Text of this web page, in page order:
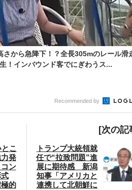
さから急降下！？全長305mのレール滑
！インバウンド客でにぎわうス...
Recommended by
こ
発
ン
極的
[次の記
トランプ大統領就
任で“拉致問題”進
展に期待感 新潟
知事「アメリカと
連携して北朝鮮に